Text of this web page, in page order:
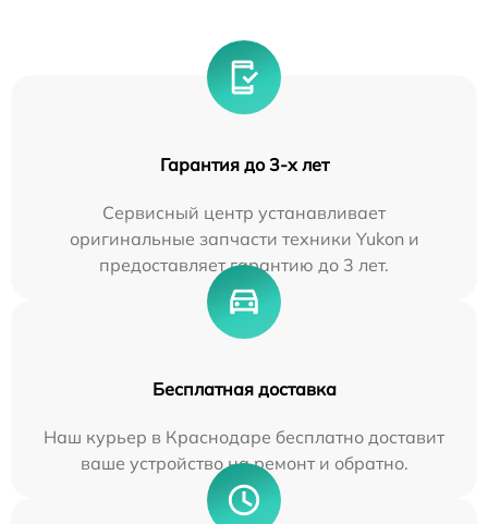
Гарантия до 3-х лет
Сервисный центр устанавливает
оригинальные запчасти техники Yukon и
предоставляет гарантию до 3 лет.
Бесплатная доставка
Наш курьер в Краснодаре бесплатно доставит
ваше устройство на ремонт и обратно.